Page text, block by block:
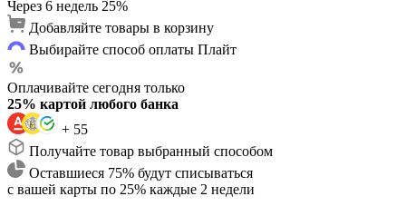
Через 6 недель 25%
Добавляйте товары в корзину
Выбирайте способ оплаты Плайт
Оплачивайте сегодня только
25% картой любого банка
+ 55
Получайте товар выбранный способом
Оставшиеся 75% будут списываться
с вашей карты по 25% каждые 2 недели